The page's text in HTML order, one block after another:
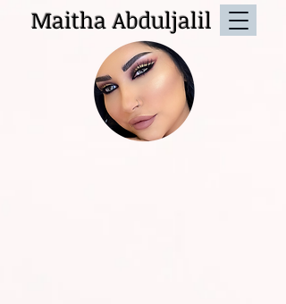
Maitha Abduljalil